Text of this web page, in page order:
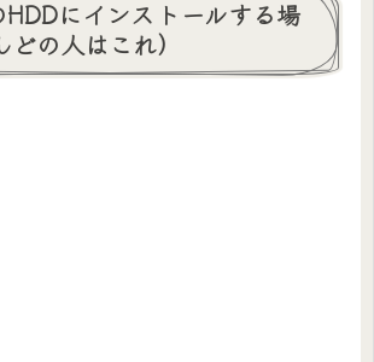
にインストールする場
の人はこれ）